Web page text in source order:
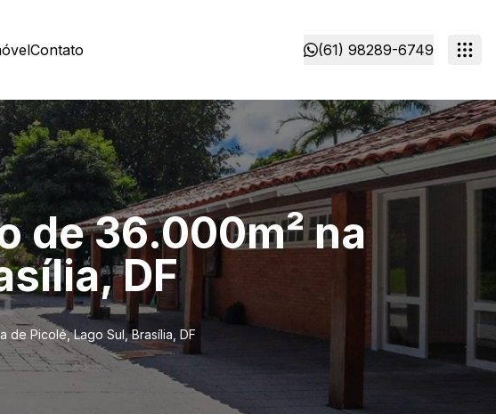
Contato (61) 98289-6749
de 36.000m² na
DF
de Picolé, Lago Sul, Brasília, DF